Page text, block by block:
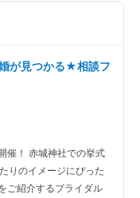
が見つかる★相談フ
催！ 赤城神社での挙式
りのイメージにぴった
ご紹介するブライダル